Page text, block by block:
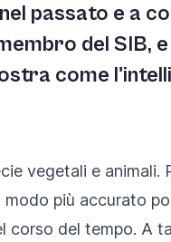
passato e a
del SIB,
come
vegetali e animali.
più accurato
corso del tempo. A